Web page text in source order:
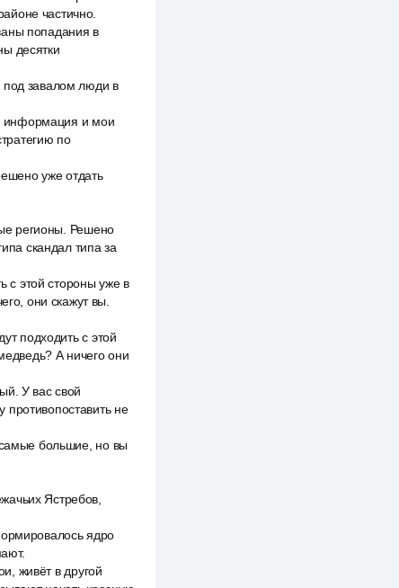
частично.
попадания в
десятки
под завалом люди в
информация и мои
по
уже отдать
регионы. Решено
скандал типа за
с этой стороны уже в
они скажут вы.
подходить с этой
А ничего они
У вас свой
не
большие, но вы
Ястребов,
ядро
живёт в другой